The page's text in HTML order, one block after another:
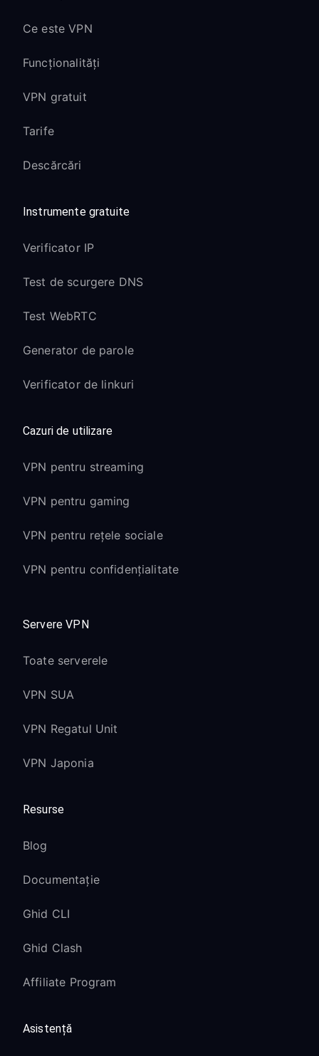
Ce este VPN
Funcționalități
VPN gratuit
Tarife
Descărcări
Instrumente gratuite
Verificator IP
Test de scurgere DNS
Test WebRTC
Generator de parole
Verificator de linkuri
Cazuri de utilizare
VPN pentru streaming
VPN pentru gaming
VPN pentru rețele sociale
VPN pentru confidențialitate
Servere VPN
Toate serverele
VPN SUA
VPN Regatul Unit
VPN Japonia
Resurse
Blog
Documentație
Ghid CLI
Ghid Clash
Affiliate Program
Asistență